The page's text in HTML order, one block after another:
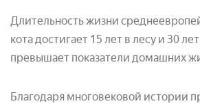
Длительность жизни
кота достигает 15 лет в лесу и 30
превышает показатели домашних
Благодаря многовековой истории